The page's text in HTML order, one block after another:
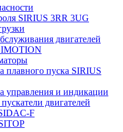
SIRIUS 3RR 3UG
двигателей
плавного пуска SIRIUS
управления и индикации
двигателей
F